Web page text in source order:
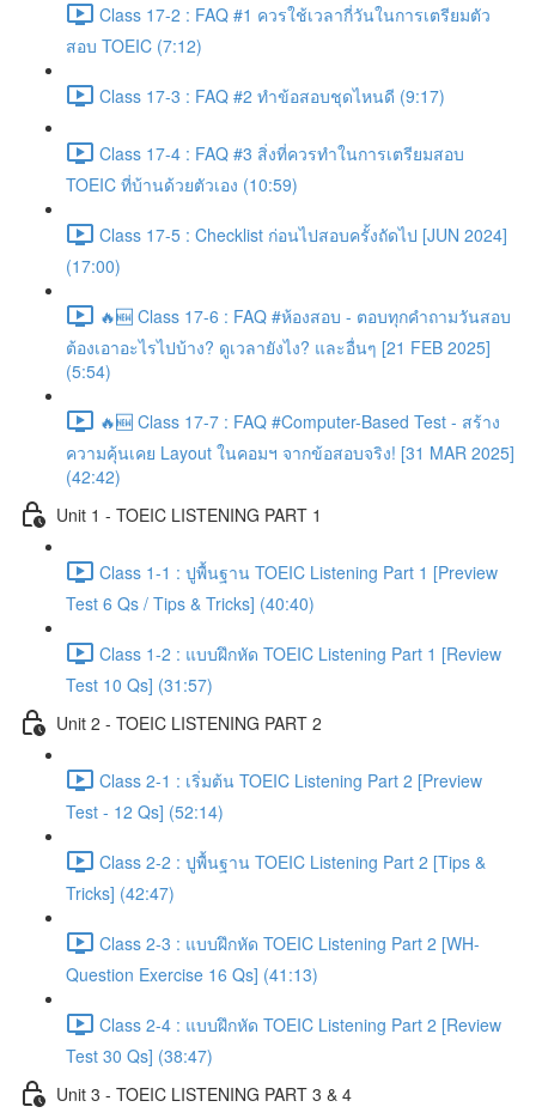
Class 17-2 : FAQ #1 ควรใช้เวลากี่วันในการเตรียมตัว
สอบ TOEIC (7:12)
Class 17-3 : FAQ #2 ทำข้อสอบชุดไหนดี (9:17)
Class 17-4 : FAQ #3 สิ่งที่ควรทำในการเตรียมสอบ
TOEIC ที่บ้านด้วยตัวเอง (10:59)
Class 17-5 : Checklist ก่อนไปสอบครั้งถัดไป [JUN 2024]
(17:00)
🔥🆕 Class 17-6 : FAQ #ห้องสอบ - ตอบทุกคำถามวันสอบ
ต้องเอาอะไรไปบ้าง? ดูเวลายังไง? และอื่นๆ [21 FEB 2025]
(5:54)
🔥🆕 Class 17-7 : FAQ #Computer-Based Test - สร้าง
ความคุ้นเคย Layout ในคอมฯ จากข้อสอบจริง! [31 MAR 2025]
(42:42)
Unit 1 - TOEIC LISTENING PART 1
Class 1-1 : ปูพื้นฐาน TOEIC Listening Part 1 [Preview
Test 6 Qs / Tips & Tricks] (40:40)
Class 1-2 : แบบฝึกหัด TOEIC Listening Part 1 [Review
Test 10 Qs] (31:57)
Unit 2 - TOEIC LISTENING PART 2
Class 2-1 : เริ่มต้น TOEIC Listening Part 2 [Preview
Test - 12 Qs] (52:14)
Class 2-2 : ปูพื้นฐาน TOEIC Listening Part 2 [Tips &
Tricks] (42:47)
Class 2-3 : แบบฝึกหัด TOEIC Listening Part 2 [WH-
Question Exercise 16 Qs] (41:13)
Class 2-4 : แบบฝึกหัด TOEIC Listening Part 2 [Review
Test 30 Qs] (38:47)
Unit 3 - TOEIC LISTENING PART 3 & 4